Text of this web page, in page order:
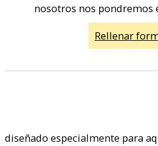
nosotros nos pondremos
Rellenar
diseñado especialmente para